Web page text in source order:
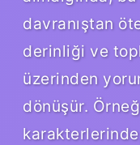
davranıştan
derinliği ve
üzerinden
dönüşür.